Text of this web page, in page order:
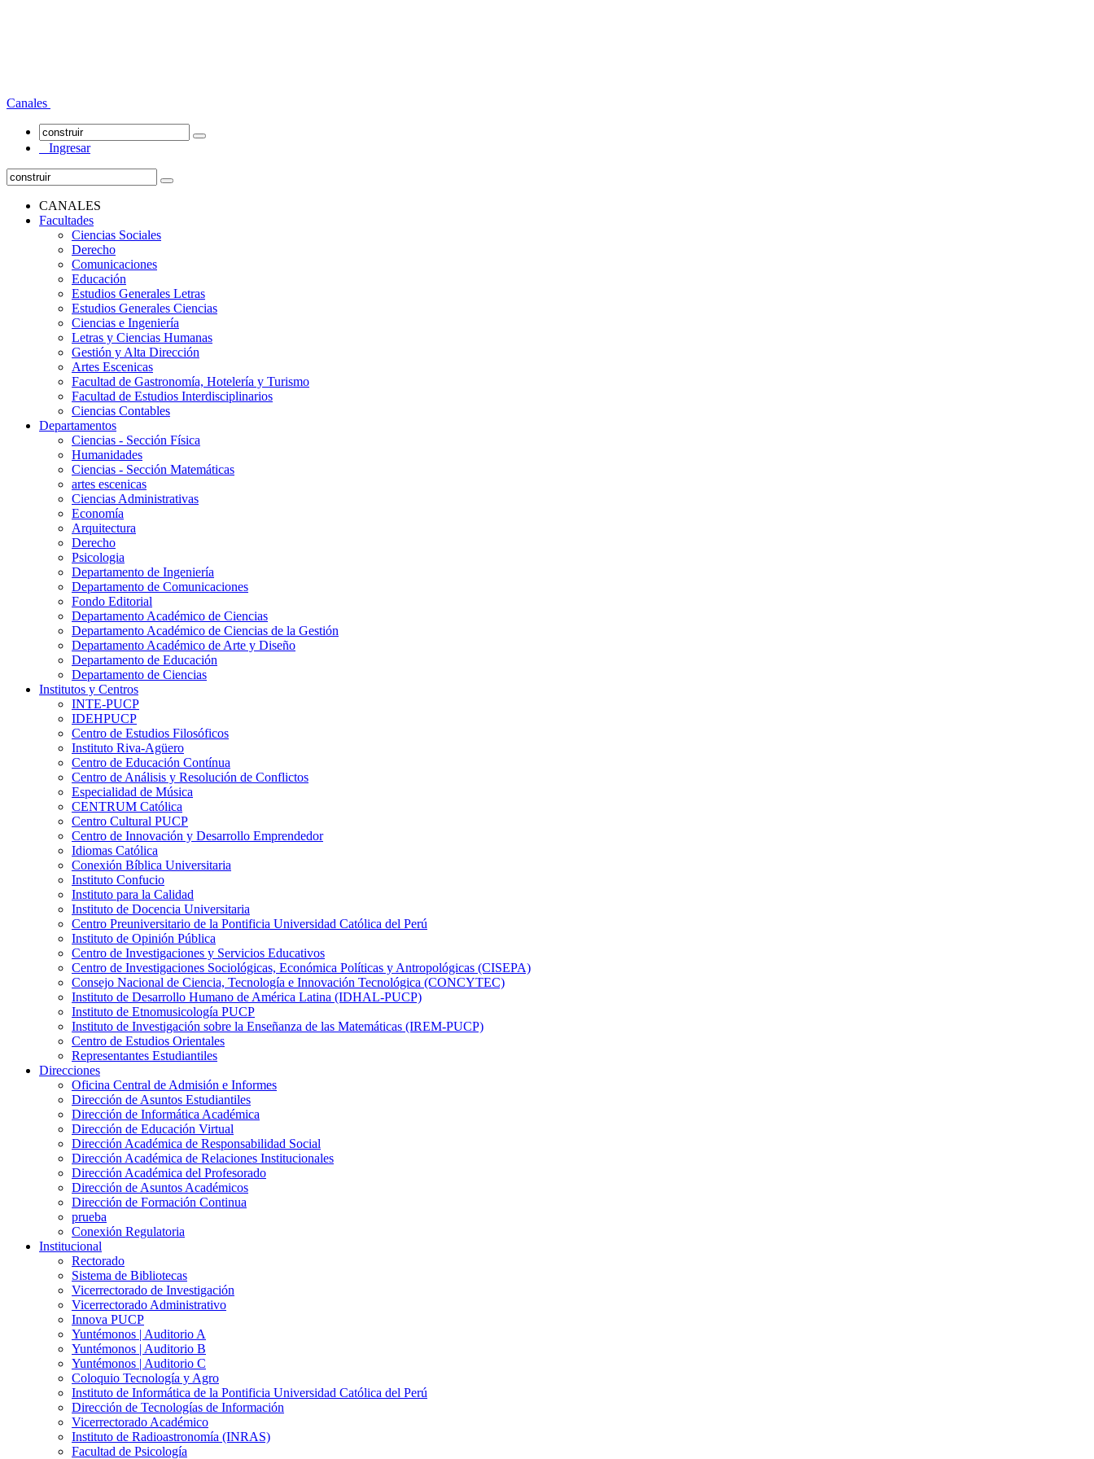
Canales
Ingresar
CANALES
Facultades
Ciencias Sociales
Derecho
Comunicaciones
Educación
Estudios Generales Letras
Estudios Generales Ciencias
Ciencias e Ingeniería
Letras y Ciencias Humanas
Gestión y Alta Dirección
Artes Escenicas
Facultad de Gastronomía, Hotelería y Turismo
Facultad de Estudios Interdisciplinarios
Ciencias Contables
Departamentos
Ciencias - Sección Física
Humanidades
Ciencias - Sección Matemáticas
artes escenicas
Ciencias Administrativas
Economía
Arquitectura
Derecho
Psicologia
Departamento de Ingeniería
Departamento de Comunicaciones
Fondo Editorial
Departamento Académico de Ciencias
Departamento Académico de Ciencias de la Gestión
Departamento Académico de Arte y Diseño
Departamento de Educación
Departamento de Ciencias
Institutos y Centros
INTE-PUCP
IDEHPUCP
Centro de Estudios Filosóficos
Instituto Riva-Agüero
Centro de Educación Contínua
Centro de Análisis y Resolución de Conflictos
Especialidad de Música
CENTRUM Católica
Centro Cultural PUCP
Centro de Innovación y Desarrollo Emprendedor
Idiomas Católica
Conexión Bíblica Universitaria
Instituto Confucio
Instituto para la Calidad
Instituto de Docencia Universitaria
Centro Preuniversitario de la Pontificia Universidad Católica del Perú
Instituto de Opinión Pública
Centro de Investigaciones y Servicios Educativos
Centro de Investigaciones Sociológicas, Económica Políticas y Antropológicas (CISEPA)
Consejo Nacional de Ciencia, Tecnología e Innovación Tecnológica (CONCYTEC)
Instituto de Desarrollo Humano de América Latina (IDHAL-PUCP)
Instituto de Etnomusicología PUCP
Instituto de Investigación sobre la Enseñanza de las Matemáticas (IREM-PUCP)
Centro de Estudios Orientales
Representantes Estudiantiles
Direcciones
Oficina Central de Admisión e Informes
Dirección de Asuntos Estudiantiles
Dirección de Informática Académica
Dirección de Educación Virtual
Dirección Académica de Responsabilidad Social
Dirección Académica de Relaciones Institucionales
Dirección Académica del Profesorado
Dirección de Asuntos Académicos
Dirección de Formación Continua
prueba
Conexión Regulatoria
Institucional
Rectorado
Sistema de Bibliotecas
Vicerrectorado de Investigación
Vicerrectorado Administrativo
Innova PUCP
Yuntémonos | Auditorio A
Yuntémonos | Auditorio B
Yuntémonos | Auditorio C
Coloquio Tecnología y Agro
Instituto de Informática de la Pontificia Universidad Católica del Perú
Dirección de Tecnologías de Información
Vicerrectorado Académico
Instituto de Radioastronomía (INRAS)
Facultad de Psicología